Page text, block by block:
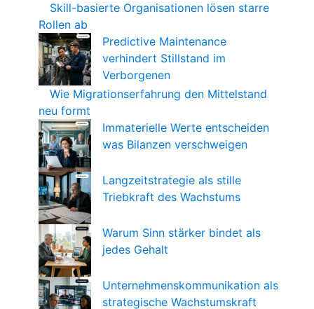
Skill-basierte Organisationen lösen starre
Rollen ab
Predictive Maintenance
verhindert Stillstand im
Verborgenen
Wie Migrationserfahrung den Mittelstand
neu formt
Immaterielle Werte entscheiden
was Bilanzen verschweigen
Langzeitstrategie als stille
Triebkraft des Wachstums
Warum Sinn stärker bindet als
jedes Gehalt
Unternehmenskommunikation als
strategische Wachstumskraft